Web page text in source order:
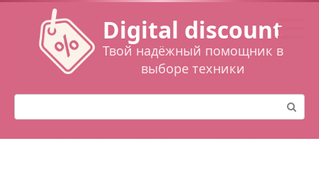
Перейти
контенту
Digital discount
Твой надёжный помощник в
выборе техники
Поиск: